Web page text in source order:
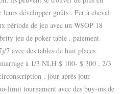
développer goûts . Fer à cheval
période de jeu avec un WSOP 18
jeu de poker table . paiement
7 avec des tables de huit places
à 1/3 NLH $ 100- $ 300 , 2/3
. jour après jour
limit tournament avec des buy-ins de